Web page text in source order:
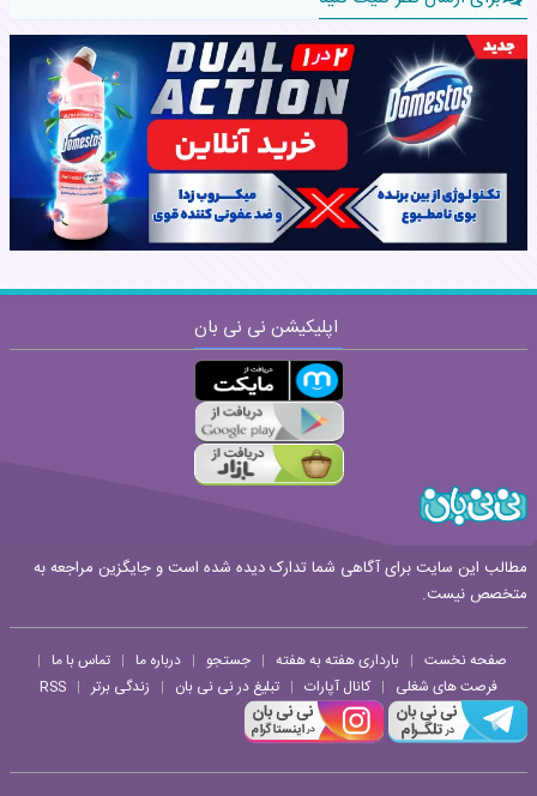
نام:
اپلیکیشن نی نی بان
مطالب این سایت برای آگاهی شما تدارک دیده شده است و جایگزین مراجعه به
متخصص نیست.
صفحه نخست | بارداری هفته به هفته | جستجو | درباره ما | تماس با ما |
فرصت های شغلی | کانال آپارات | تبلیغ در نی نی بان | زندگی برتر |
RSS